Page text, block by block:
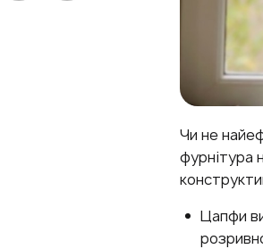
Чи не
фурнітура
Цапфи